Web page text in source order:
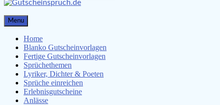
Gutscheinspruch.de
Gutscheinsprüche & Gutscheinvorlagen finden
Menu
Home
Blanko Gutscheinvorlagen
Fertige Gutscheinvorlagen
Sprüchethemen
Lyriker, Dichter & Poeten
Sprüche einreichen
Erlebnisgutscheine
Anlässe